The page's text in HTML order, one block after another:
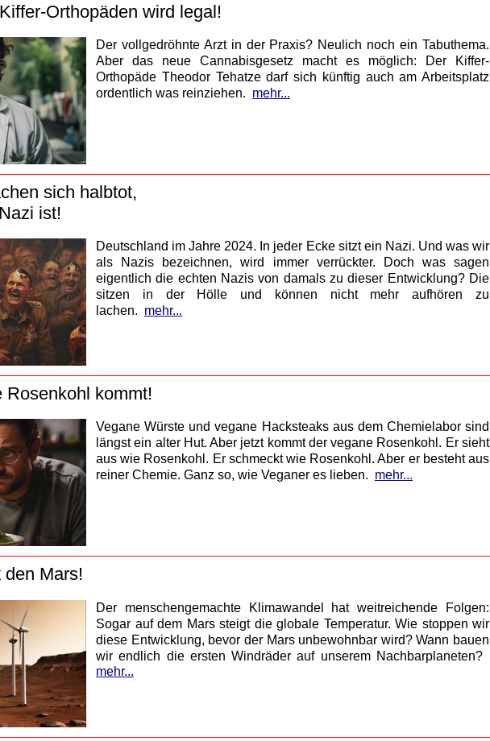
Orthopäden wird legal!
Der vollgedröhnte Arzt in der Praxis? Neulich noch ein Tabuthema.
Aber das neue Cannabisgesetz macht es möglich: Der Kiffer-
Orthopäde Theodor Tehatze darf sich künftig auch am Arbeitsplatz
ordentlich was reinziehen. mehr...
sich halbtot,
ist!
Deutschland im Jahre 2024. In jeder Ecke sitzt ein Nazi. Und was wir
als Nazis bezeichnen, wird immer verrückter. Doch was sagen
eigentlich die echten Nazis von damals zu dieser Entwicklung? Die
sitzen in der Hölle und können nicht mehr aufhören zu
lachen. mehr...
Rosenkohl kommt!
Vegane Würste und vegane Hacksteaks aus dem Chemielabor sind
längst ein alter Hut. Aber jetzt kommt der vegane Rosenkohl. Er sieht
aus wie Rosenkohl. Er schmeckt wie Rosenkohl. Aber er besteht aus
reiner Chemie. Ganz so, wie Veganer es lieben. mehr...
Mars!
Der menschengemachte Klimawandel hat weitreichende Folgen:
Sogar auf dem Mars steigt die globale Temperatur. Wie stoppen wir
diese Entwicklung, bevor der Mars unbewohnbar wird? Wann bauen
wir endlich die ersten Windräder auf unserem Nachbarplaneten?
mehr...